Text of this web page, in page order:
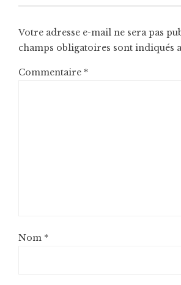
Votre adresse e-mail ne sera pas
champs obligatoires sont indiqués
Commentaire *
Nom *